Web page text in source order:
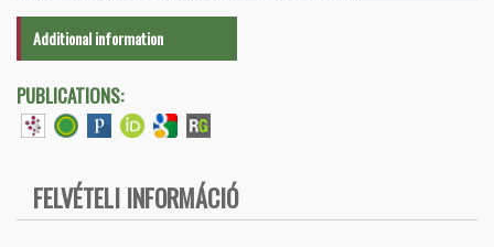
Additional information
PUBLICATIONS:
FELVÉTELI INFORMÁCIÓ